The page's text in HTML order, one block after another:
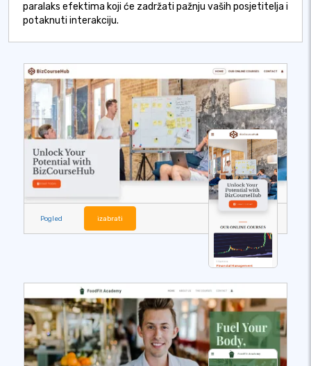
paralaks efektima koji će zadržati pažnju vaših posjetitelja i
potaknuti interakciju.
Pogled izabrati